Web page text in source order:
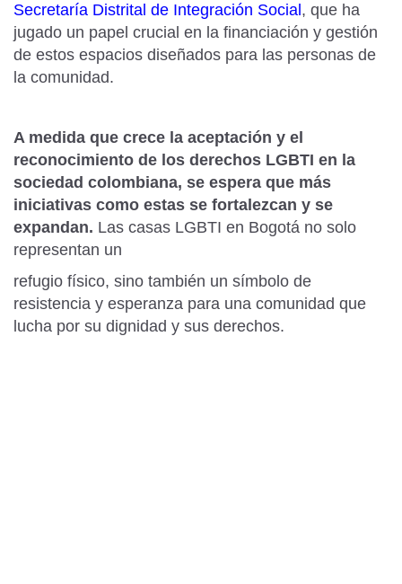
Secretaría Distrital de Integración Social , que ha
jugado un papel crucial en la financiación y gestión
de estos espacios diseñados para las personas de
la comunidad.
A medida que crece la aceptación y el
reconocimiento de los derechos LGBTI en la
sociedad colombiana, se espera que más
iniciativas como estas se fortalezcan y se
expandan. Las casas LGBTI en Bogotá no solo
representan un
refugio físico, sino también un símbolo de
resistencia y esperanza para una comunidad que
lucha por su dignidad y sus derechos.